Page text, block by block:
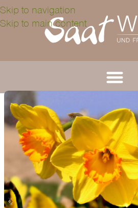
Skip to navigation
Skip to main content